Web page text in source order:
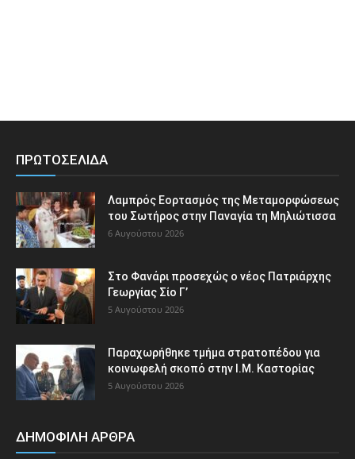
ΠΡΩΤΟΣΕΛΙΔΑ
Λαμπρός Εορτασμός της Μεταμορφώσεως
του Σωτήρος στην Παναγία τη Μηλιώτισσα
6 Αυγούστου 2026
Στο Φανάρι προσεχώς ο νέος Πατριάρχης
Γεωργίας Σίο Γ’
5 Αυγούστου 2026
Παραχωρήθηκε τμήμα στρατοπέδου για
κοινωφελή σκοπό στην Ι.Μ. Καστορίας
5 Αυγούστου 2026
ΔΗΜΟΦΙΛΗ ΑΡΘΡΑ